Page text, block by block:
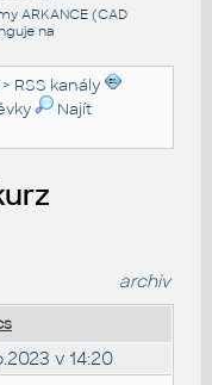
ARKANCE (CAD
na
> RSS kanály
Najít
archiv
v 14:20